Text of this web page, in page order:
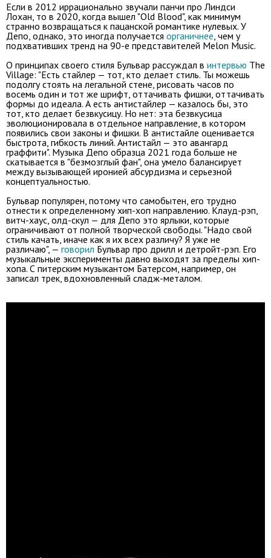
Если в 2012 иррационально звучали панчи про Линдси
Лохан, то в 2020, когда вышел "Old Blood", как минимум
странно возвращаться к пацанской романтике нулевых. У
Депо, однако, это иногда получается органичнее, чем у
подхвативших тренд на 90-е представителей Melon Music.
О принципах своего стиля Бульвар рассуждал в интервью The
Village: "Есть стайлер — тот, кто делает стиль. Ты можешь
подолгу стоять на легальной стене, рисовать часов по
восемь один и тот же шрифт, оттачивать фишки, оттачивать
формы до идеала. А есть антистайлер — казалось бы, это
тот, кто делает безвкусицу. Но нет: эта безвкусица
эволюционировала в отдельное направление, в котором
появились свои законы и фишки. В антистайле оценивается
быстрота, гибкость линий. Антистайл — это авангард
граффити". Музыка Депо образца 2021 года больше не
скатывается в "безмозглый фан", она умело балансирует
между вызывающей иронией абсурдизма и серьезной
концептуальностью.
Бульвар популярен, потому что самобытен, его трудно
отнести к определенному хип-хоп направлению. Клауд-рэп,
витч-хаус, олд-скул — для Депо это ярлыки, которые
ограничивают от полной творческой свободы. "Надо свой
стиль качать, иначе как я их всех различу? Я уже не
различаю", — говорил Бульвар про дрилл и детройт-рэп. Его
музыкальные эксперименты давно выходят за пределы хип-
хопа. С питерским музыкантом Батерсом, например, он
записал трек, вдохновленный сладж-металом.